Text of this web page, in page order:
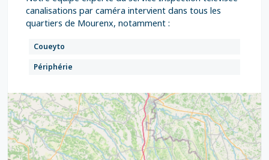
canalisations par caméra intervient dans tous les
quartiers de Mourenx, notamment :
Coueyto
Périphérie